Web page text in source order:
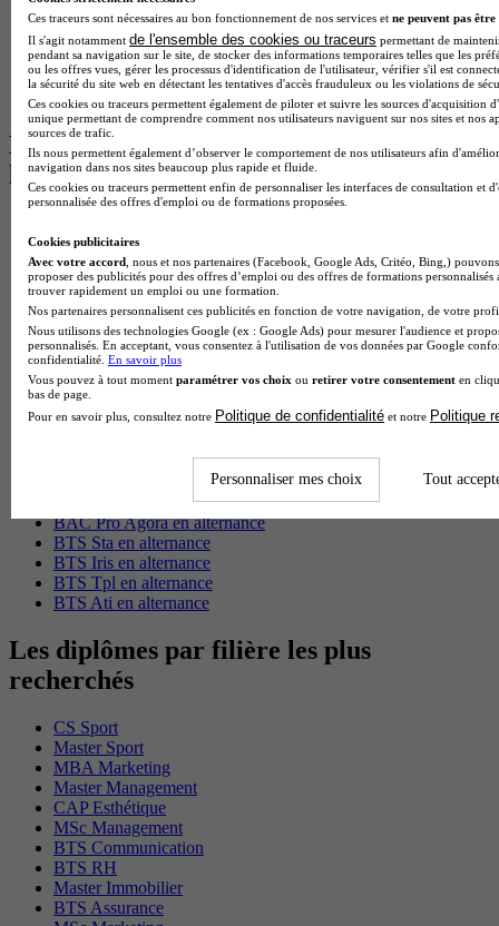
Master Informatique à Paris
BTS Communication à Bordeaux
Master Psychologie à Angers
BTS Communication à Lyon
BTS Ndrc à Lyon
Les intitulés de diplôme par alternance
les plus recherchés
BTS Dietetique en alternance
BTS Mco en alternance
BTS Pi en alternance
BTS Sp3s en alternance
Master CCA en alternance
BTS Ndrc en alternance
BTS Sam en alternance
Cap Fleuriste en alternance
BTS Sio en alternance
MSc Marketing Digital en alternance
Cap Electricien en alternance
BTS Gpn en alternance
BTS Domotique en alternance
BAC Pro Agora en alternance
BTS Sta en alternance
BTS Iris en alternance
BTS Tpl en alternance
BTS Ati en alternance
Les diplômes par filière les plus
recherchés
CS Sport
Master Sport
MBA Marketing
Master Management
CAP Esthétique
MSc Management
BTS Communication
BTS RH
Master Immobilier
BTS Assurance
Ces traceurs sont nécessaires au bon fonctionnement de nos services et ne peuvent pas être
Il s'agit notamment de l'ensemble des cookies ou traceurs permettant de
pendant sa navigation sur le site, de stocker des informations temporaires telles que les
ou les offres vues, gérer les processus d'identification de l'utilisateur, vérifier s'il est
la sécurité du site web en détectant les tentatives d'accès frauduleux ou les violations de
Ces cookies ou traceurs permettent également de piloter et suivre les sources d'acquisition
unique permettant de comprendre comment nos utilisateurs naviguent sur nos sites et nos
sources de trafic.
Ils nous permettent également d’observer le comportement de nos utilisateurs afin
navigation dans nos sites beaucoup plus rapide et fluide.
Ces cookies ou traceurs permettent enfin de personnaliser les interfaces de consultation et
personnalisée des offres d'emploi ou de formations proposées.
Cookies publicitaires
Avec votre accord , nous et nos partenaires (Facebook, Google Ads, Critéo, Bing,)
proposer des publicités pour des offres d’emploi ou des offres de formations
trouver rapidement un emploi ou une formation.
Nos partenaires personnalisent ces publicités en fonction de votre navigation, de votre
Nous utilisons des technologies Google (ex : Google Ads) pour mesurer l'audience et
personnalisés. En acceptant, vous consentez à l'utilisation de vos données par Google
confidentialité. En savoir plus
Vous pouvez à tout moment paramétrer vos choix ou retirer votre consentement en
bas de page.
Pour en savoir plus, consultez notre Politique de confidentialité et notre Politique
Personnaliser mes choix Tout